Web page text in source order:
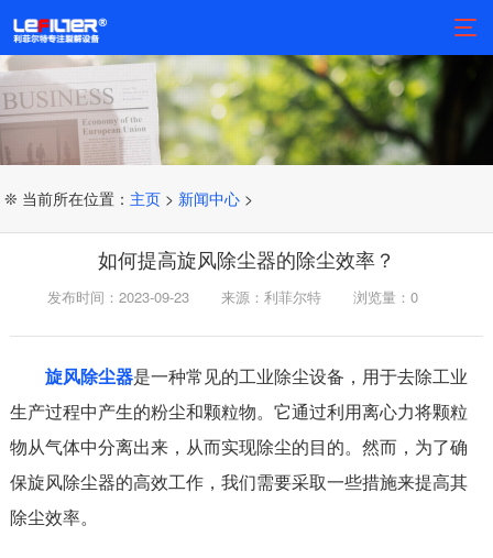
❊ 当前所在位置： 主页 > 新闻中心 >
如何提高旋风除尘器的除尘效率？
发布时间：2023-09-23 来源：利菲尔特 浏览量： 0
旋风除尘器是一种常见的工业除尘设备，用于去除工业
生产过程中产生的粉尘和颗粒物。它通过利用离心力将颗粒
物从气体中分离出来，从而实现除尘的目的。然而，为了确
保旋风除尘器的高效工作，我们需要采取一些措施来提高其
除尘效率。